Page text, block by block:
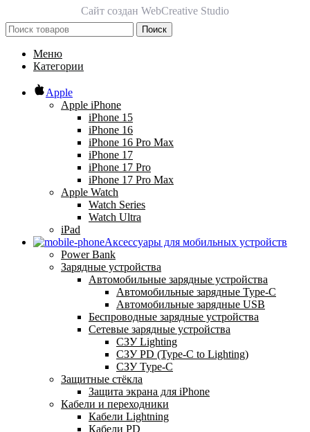
Сайт создан WebCreative Studio
Поиск
Меню
Категории
Apple
Apple iPhone
iPhone 15
iPhone 16
iPhone 16 Pro Max
iPhone 17
iPhone 17 Pro
iPhone 17 Pro Max
Apple Watch
Watch Series
Watch Ultra
iPad
Аксессуары для мобильных устройств
Power Bank
Зарядные устройства
Автомобильные зарядные устройства
Автомобильные зарядные Type-C
Автомобильные зарядные USB
Беспроводные зарядные устройства
Сетевые зарядные устройства
СЗУ Lighting
СЗУ PD (Type-C to Lighting)
СЗУ Type-C
Защитные стёкла
Защита экрана для iPhone
Кабели и переходники
Кабели Lightning
Кабели PD